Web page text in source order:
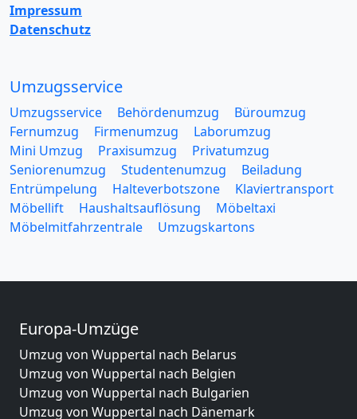
Impressum
Datenschutz
Umzugsservice
Umzugsservice Behördenumzug
Büroumzug
Fernumzug
Firmenumzug
Laborumzug
Mini Umzug
Praxisumzug
Privatumzug
Seniorenumzug
Studentenumzug
Beiladung
Entrümpelung
Halteverbotszone
Klaviertransport
Möbellift
Haushaltsauflösung
Möbeltaxi
Möbelmitfahrzentrale
Umzugskartons
Europa-Umzüge
Umzug von Wuppertal nach Belarus
Umzug von Wuppertal nach Belgien
Umzug von Wuppertal nach Bulgarien
Umzug von Wuppertal nach Dänemark